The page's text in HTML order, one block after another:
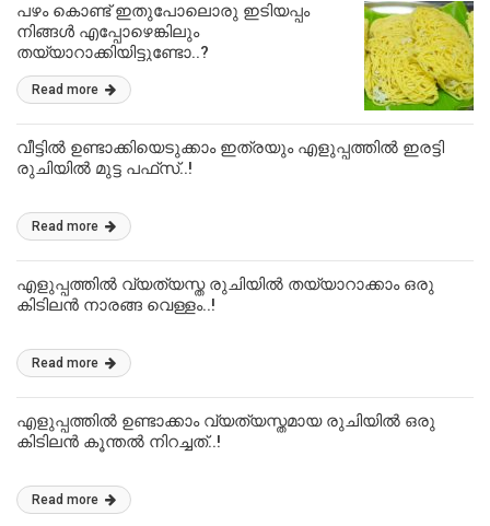
പഴം കൊണ്ട് ഇതുപോലൊരു ഇടിയപ്പം
നിങ്ങൾ എപ്പോഴെങ്കിലും
തയ്യാറാക്കിയിട്ടുണ്ടോ..?
Read more
വീട്ടിൽ ഉണ്ടാക്കിയെടുക്കാം ഇത്രയും എളുപ്പത്തിൽ ഇരട്ടി
രുചിയിൽ മുട്ട പഫ്‌സ്..!
Read more
എളുപ്പത്തിൽ വ്യത്യസ്ത രുചിയിൽ തയ്യാറാക്കാം ഒരു
കിടിലൻ നാരങ്ങ വെള്ളം..!
Read more
എളുപ്പത്തിൽ ഉണ്ടാക്കാം വ്യത്യസ്തമായ രുചിയിൽ ഒരു
കിടിലൻ കൂന്തൽ നിറച്ചത്..!
Read more